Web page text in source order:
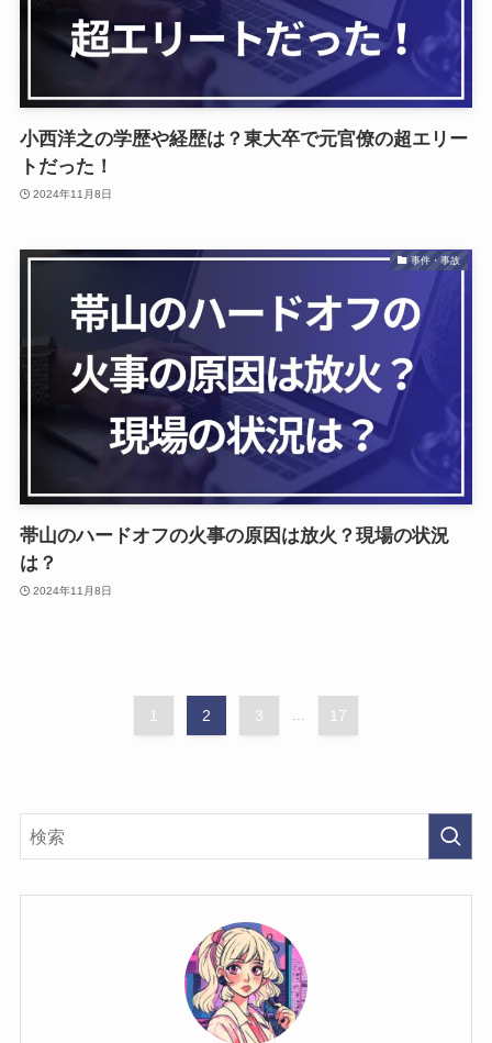
小西洋之の学歴や経歴は？東大卒で元官僚の超エリー
トだった！
2024年11月8日
事件・事故
帯山のハードオフの火事の原因は放火？現場の状況
は？
2024年11月8日
1 2 3 ... 17